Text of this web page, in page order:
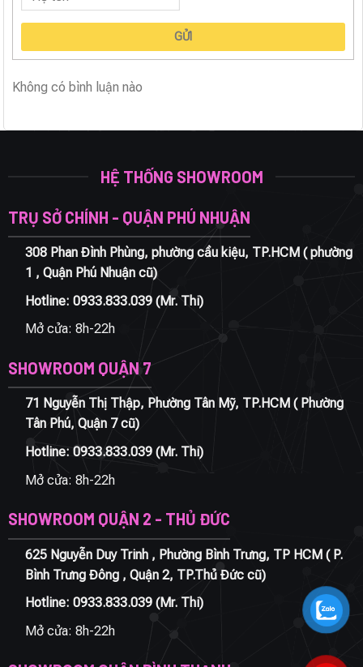
GỬI
Không có bình luận nào
HỆ THỐNG SHOWROOM
TRỤ SỞ CHÍNH - QUẬN PHÚ NHUẬN
308 Phan Đình Phùng, phường cầu kiệu, TP.HCM ( phường
1 , Quận Phú Nhuận cũ)
Hotline: 0933.833.039(Mr. Thi)
Mở cửa: 8h-22h
SHOWROOM QUẬN 7
71 Nguyễn Thị Thập, Phường Tân Mỹ, TP.HCM ( Phường
Tân Phú, Quận 7 cũ)
Hotline: 0933.833.039(Mr. Thi)
Mở cửa: 8h-22h
SHOWROOM QUẬN 2 - THỦ ĐỨC
625 Nguyễn Duy Trinh , Phường Bình Trưng, TP HCM ( P.
Bình Trưng Đông , Quận 2, TP.Thủ Đức cũ)
Hotline: 0933.833.039(Mr. Thi)
Mở cửa: 8h-22h